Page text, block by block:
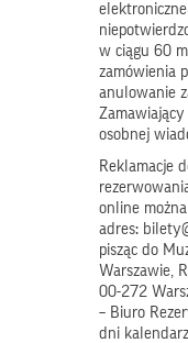
w ciągu 60
zamówienia
anulowanie
osobnej
Reklamacje
online
adres:
pisząc do
Warszawie,
00-272
– Biuro
dni